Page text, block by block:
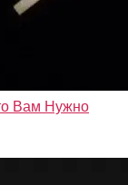
Вам Нужно